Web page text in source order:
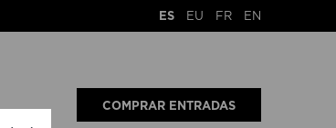
ES EU FR EN
COMPRAR ENTRADAS